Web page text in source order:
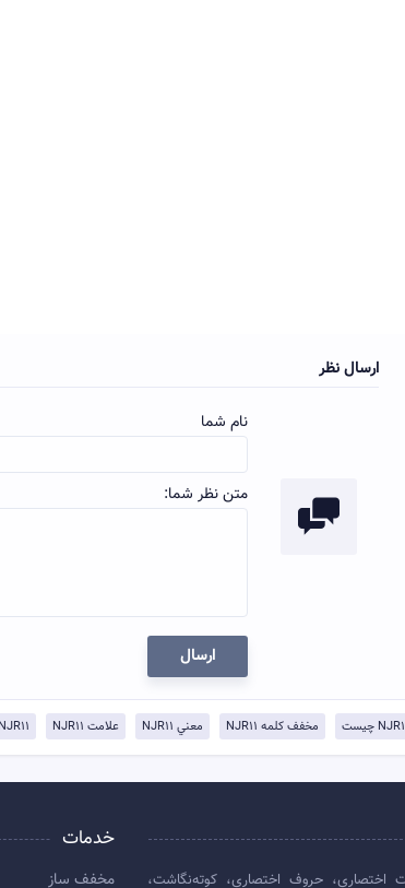
ارسال نظر
نام شما
متن نظر شما:
ارسال
مخفف کلمه NJR11 معني NJR11 علامت NJR11 NJR11 يعني
اختصاری، حروف اختصاری، کوته‌نگاشت،
خدمات
مخفف ساز